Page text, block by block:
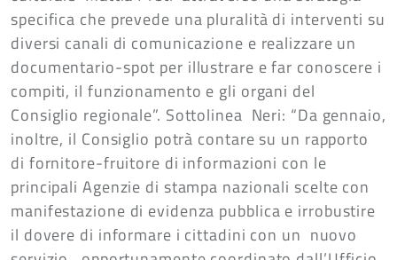
specifica che prevede una pluralità di interventi su
diversi canali di comunicazione e realizzare un
documentario-spot per illustrare e far conoscere i
compiti, il funzionamento e gli organi del
Consiglio regionale”. Sottolinea Neri: “Da gennaio,
inoltre, il Consiglio potrà contare su un rapporto
di fornitore-fruitore di informazioni con le
principali Agenzie di stampa nazionali scelte con
manifestazione di evidenza pubblica e irrobustire
il dovere di informare i cittadini con un nuovo